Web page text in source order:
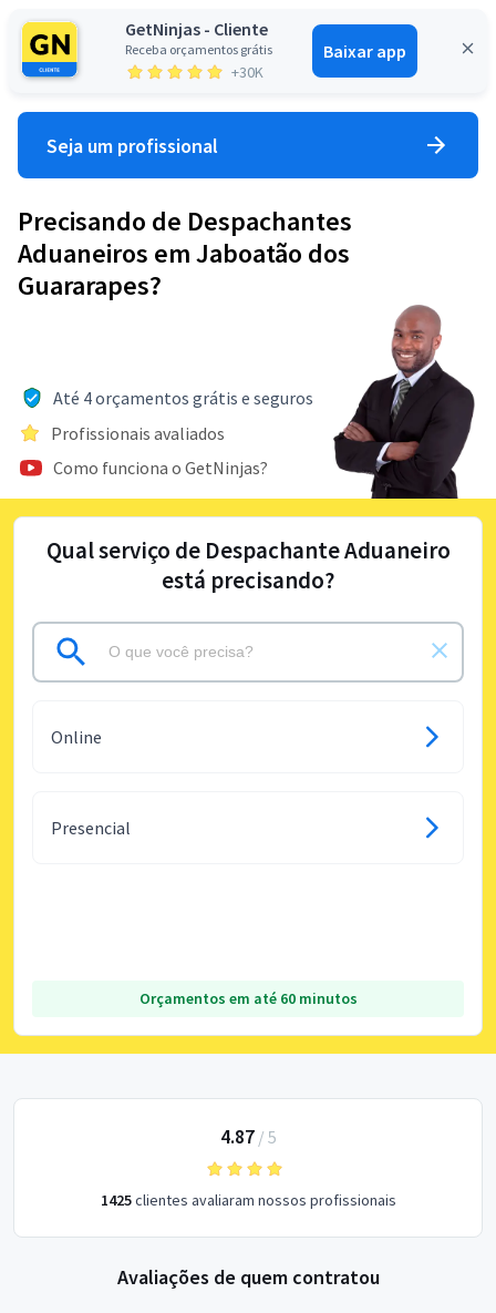
GetNinjas - Cliente
Receba orçamentos grátis
+30K
Baixar app
Entrar
Seja um profissional
Precisando de Despachantes
Aduaneiros em Jaboatão dos
Guararapes?
Até 4 orçamentos grátis e seguros
Profissionais avaliados
Como funciona o GetNinjas?
Qual serviço de Despachante Aduaneiro
está precisando?
Online
Presencial
Orçamentos em até 60 minutos
4.87/ 5
1425clientes avaliaram nossos profissionais
Avaliações de quem contratou